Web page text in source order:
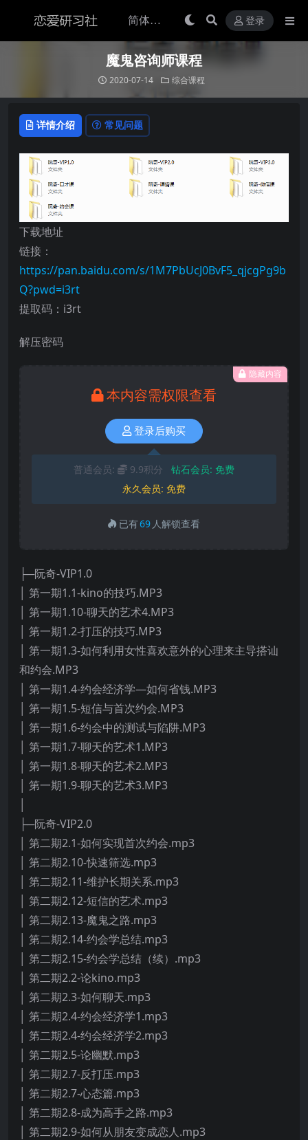
登录
魔鬼咨询师课程
2020-07-14 综合课程
详情介绍 常见问题
下载地址
链接：
https://pan.baidu.com/s/1M7PbUcJ0BvF5_qjcgPg9b
Q?pwd=i3rt
提取码：i3rt
解压密码
隐藏内容
本内容需权限查看
登录后购买
普通会员: 9.9积分 钻石会员: 免费
永久会员: 免费
已有69 人解锁查看
├─阮奇-VIP1.0
│ 第一期1.1-kino的技巧.MP3
│ 第一期1.10-聊天的艺术4.MP3
│ 第一期1.2-打压的技巧.MP3
│ 第一期1.3-如何利用女性喜欢意外的心理来主导搭讪
和约会.MP3
│ 第一期1.4-约会经济学—如何省钱.MP3
│ 第一期1.5-短信与首次约会.MP3
│ 第一期1.6-约会中的测试与陷阱.MP3
│ 第一期1.7-聊天的艺术1.MP3
│ 第一期1.8-聊天的艺术2.MP3
│ 第一期1.9-聊天的艺术3.MP3
├─阮奇-VIP2.0
│ 第二期2.1-如何实现首次约会.mp3
│ 第二期2.10-快速筛选.mp3
│ 第二期2.11-维护长期关系.mp3
│ 第二期2.12-短信的艺术.mp3
│ 第二期2.13-魔鬼之路.mp3
│ 第二期2.14-约会学总结.mp3
│ 第二期2.15-约会学总结（续）.mp3
│ 第二期2.2-论kino.mp3
│ 第二期2.3-如何聊天.mp3
│ 第二期2.4-约会经济学1.mp3
│ 第二期2.4-约会经济学2.mp3
│ 第二期2.5-论幽默.mp3
│ 第二期2.7-反打压.mp3
│ 第二期2.7-心态篇.mp3
│ 第二期2.8-成为高手之路.mp3
│ 第二期2.9-如何从朋友变成恋人.mp3